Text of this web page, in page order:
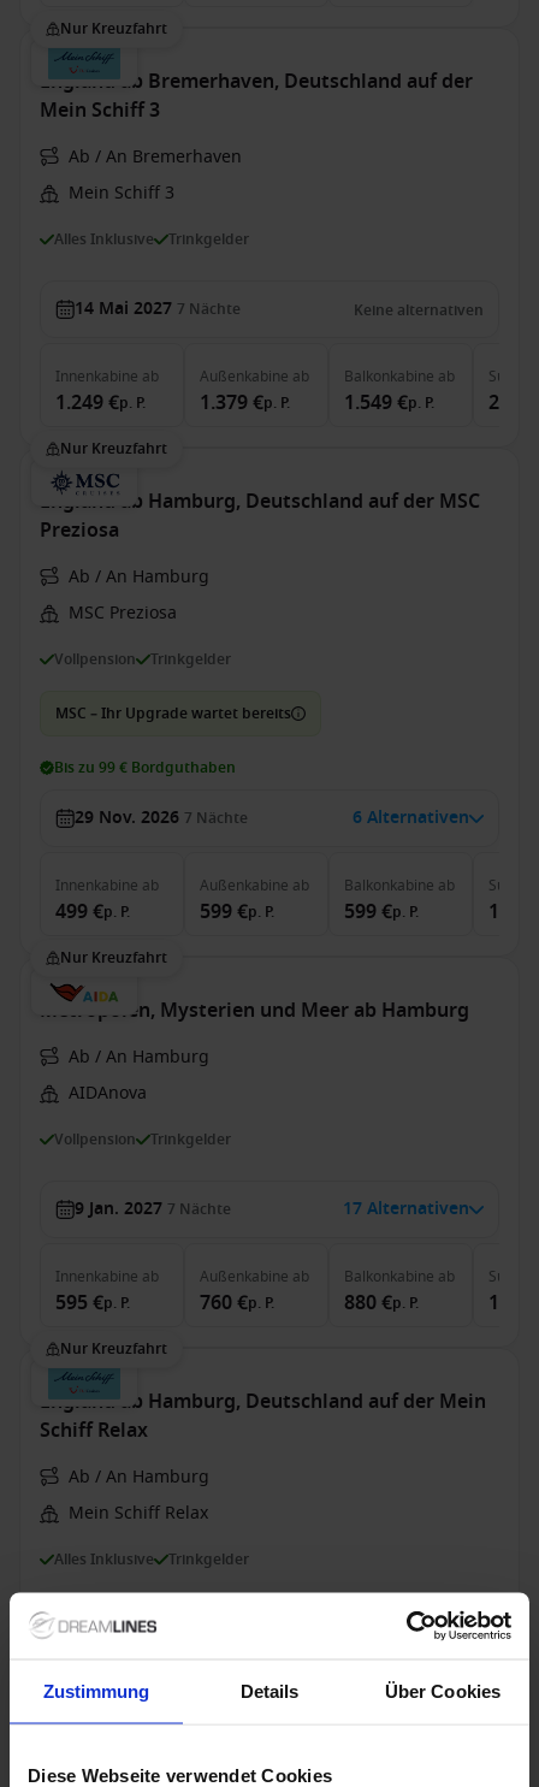
Zustimmung Details Über Cookies
Diese Webseite verwendet Cookies
Nur Kreuzfahrt
England ab Bremerhaven, Deutschland auf der
Mein Schiff 3
Ab / An Bremerhaven
Mein Schiff 3
Alles Inklusive Trinkgelder
14 Mai 2027 7 Nächte Keine alternativen
Innenkabine ab
1.249 €p. P.
Außenkabine ab
1.379 €p. P.
Balkonkabine ab
1.549 €p. P.
Suite
Nur Kreuzfahrt
England ab Hamburg, Deutschland auf der MSC
Preziosa
Ab / An Hamburg
MSC Preziosa
Vollpension Trinkgelder
MSC – Ihr Upgrade wartet bereits
Bis zu 99 € Bordguthaben
29 Nov. 2026 7 Nächte 6 Alternativen
Innenkabine ab
499 €p. P.
Außenkabine ab
599 €p. P.
Balkonkabine ab
599 €p. P.
Suite
Nur Kreuzfahrt
Metropolen, Mysterien und Meer ab Hamburg
Ab / An Hamburg
AIDAnova
Vollpension Trinkgelder
9 Jan. 2027 7 Nächte 17 Alternativen
Innenkabine ab
595 €p. P.
Außenkabine ab
760 €p. P.
Balkonkabine ab
880 €p. P.
Suite
Nur Kreuzfahrt
England ab Hamburg, Deutschland auf der Mein
Schiff Relax
Ab / An Hamburg
Mein Schiff Relax
Alles Inklusive Trinkgelder
25 Okt. 2026 Keine alternativen
Balkonkabine
1.199 €p. P.
ab